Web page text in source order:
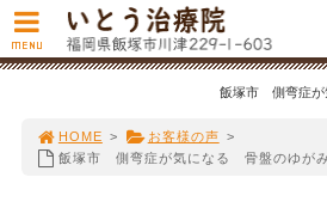
飯塚市 側弯症が
HOME > お客様の声 >
飯塚市 側弯症が気になる 骨盤のゆが
MENU